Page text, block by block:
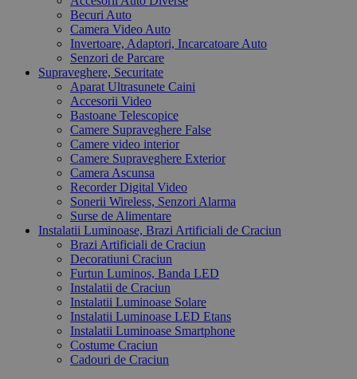
Becuri Auto
Camera Video Auto
Invertoare, Adaptori, Incarcatoare Auto
Senzori de Parcare
Supraveghere, Securitate
Aparat Ultrasunete Caini
Accesorii Video
Bastoane Telescopice
Camere Supraveghere False
Camere video interior
Camere Supraveghere Exterior
Camera Ascunsa
Recorder Digital Video
Sonerii Wireless, Senzori Alarma
Surse de Alimentare
Instalatii Luminoase, Brazi Artificiali de Craciun
Brazi Artificiali de Craciun
Decoratiuni Craciun
Furtun Luminos, Banda LED
Instalatii de Craciun
Instalatii Luminoase Solare
Instalatii Luminoase LED Etans
Instalatii Luminoase Smartphone
Costume Craciun
Cadouri de Craciun